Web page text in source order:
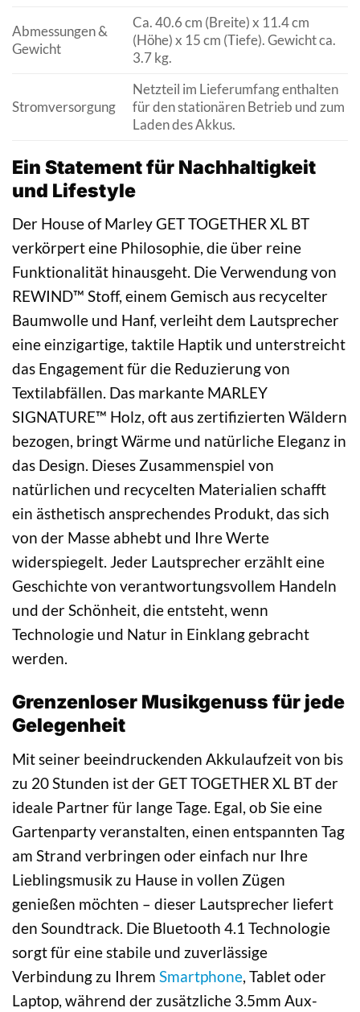
Abmessungen &
Gewicht
Ca. 40.6 cm (Breite) x 11.4 cm
(Höhe) x 15 cm (Tiefe). Gewicht ca.
3.7 kg.
Stromversorgung
Netzteil im Lieferumfang enthalten
für den stationären Betrieb und zum
Laden des Akkus.
Ein Statement für Nachhaltigkeit
und Lifestyle
Der House of Marley GET TOGETHER XL BT
verkörpert eine Philosophie, die über reine
Funktionalität hinausgeht. Die Verwendung von
REWIND™ Stoff, einem Gemisch aus recycelter
Baumwolle und Hanf, verleiht dem Lautsprecher
eine einzigartige, taktile Haptik und unterstreicht
das Engagement für die Reduzierung von
Textilabfällen. Das markante MARLEY
SIGNATURE™ Holz, oft aus zertifizierten Wäldern
bezogen, bringt Wärme und natürliche Eleganz in
das Design. Dieses Zusammenspiel von
natürlichen und recycelten Materialien schafft
ein ästhetisch ansprechendes Produkt, das sich
von der Masse abhebt und Ihre Werte
widerspiegelt. Jeder Lautsprecher erzählt eine
Geschichte von verantwortungsvollem Handeln
und der Schönheit, die entsteht, wenn
Technologie und Natur in Einklang gebracht
werden.
Grenzenloser Musikgenuss für jede
Gelegenheit
Mit seiner beeindruckenden Akkulaufzeit von bis
zu 20 Stunden ist der GET TOGETHER XL BT der
ideale Partner für lange Tage. Egal, ob Sie eine
Gartenparty veranstalten, einen entspannten Tag
am Strand verbringen oder einfach nur Ihre
Lieblingsmusik zu Hause in vollen Zügen
genießen möchten – dieser Lautsprecher liefert
den Soundtrack. Die Bluetooth 4.1 Technologie
sorgt für eine stabile und zuverlässige
Verbindung zu Ihrem Smartphone, Tablet oder
Laptop, während der zusätzliche 3.5mm Aux-